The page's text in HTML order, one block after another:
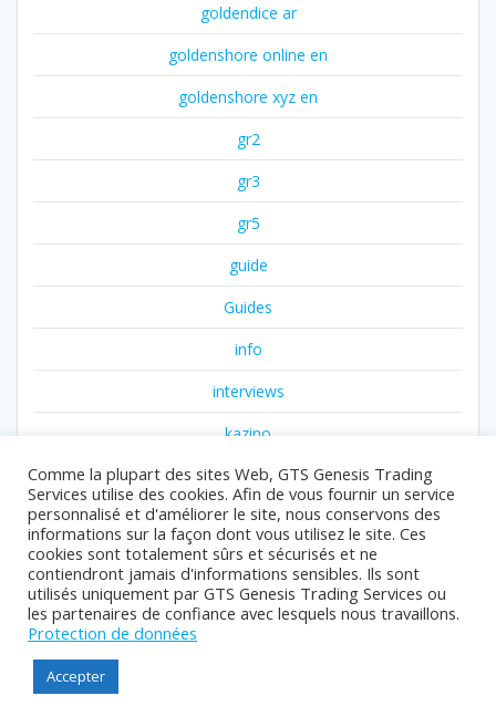
goldendice ar
goldenshore online en
goldenshore xyz en
gr2
gr3
gr5
guide
Guides
info
interviews
kazino
krikya
luckydraft xyz ar
media
media111
Comme la plupart des sites Web, GTS Genesis Trading
Services utilise des cookies. Afin de vous fournir un service
personnalisé et d'améliorer le site, nous conservons des
informations sur la façon dont vous utilisez le site. Ces
cookies sont totalement sûrs et sécurisés et ne
contiendront jamais d'informations sensibles. Ils sont
utilisés uniquement par GTS Genesis Trading Services ou
les partenaires de confiance avec lesquels nous travaillons.
Protection de données
Accepter